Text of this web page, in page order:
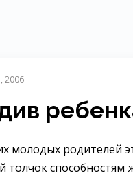
2006
молодых родителей
толчок